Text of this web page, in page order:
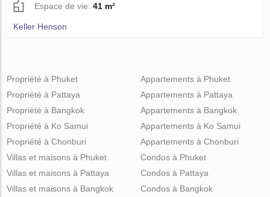
Espace de vie:41 m²
Keller Henson
Propriété à Phuket
Propriété à Pattaya
Propriété à Bangkok
Propriété à Ko Samui
Propriété à Chonburi
Appartements à Phuket
Appartements à Pattaya
Appartements à Bangkok
Appartements à Ko Samui
Appartements à Chonburi
Villas et maisons à Phuket
Villas et maisons à Pattaya
Villas et maisons à Bangkok
Condos à Phuket
Condos à Pattaya
Condos à Bangkok